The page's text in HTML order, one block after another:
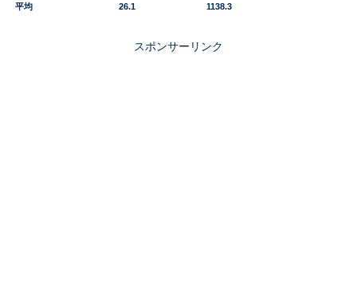
平均 26.1 1138.3
スポンサーリンク